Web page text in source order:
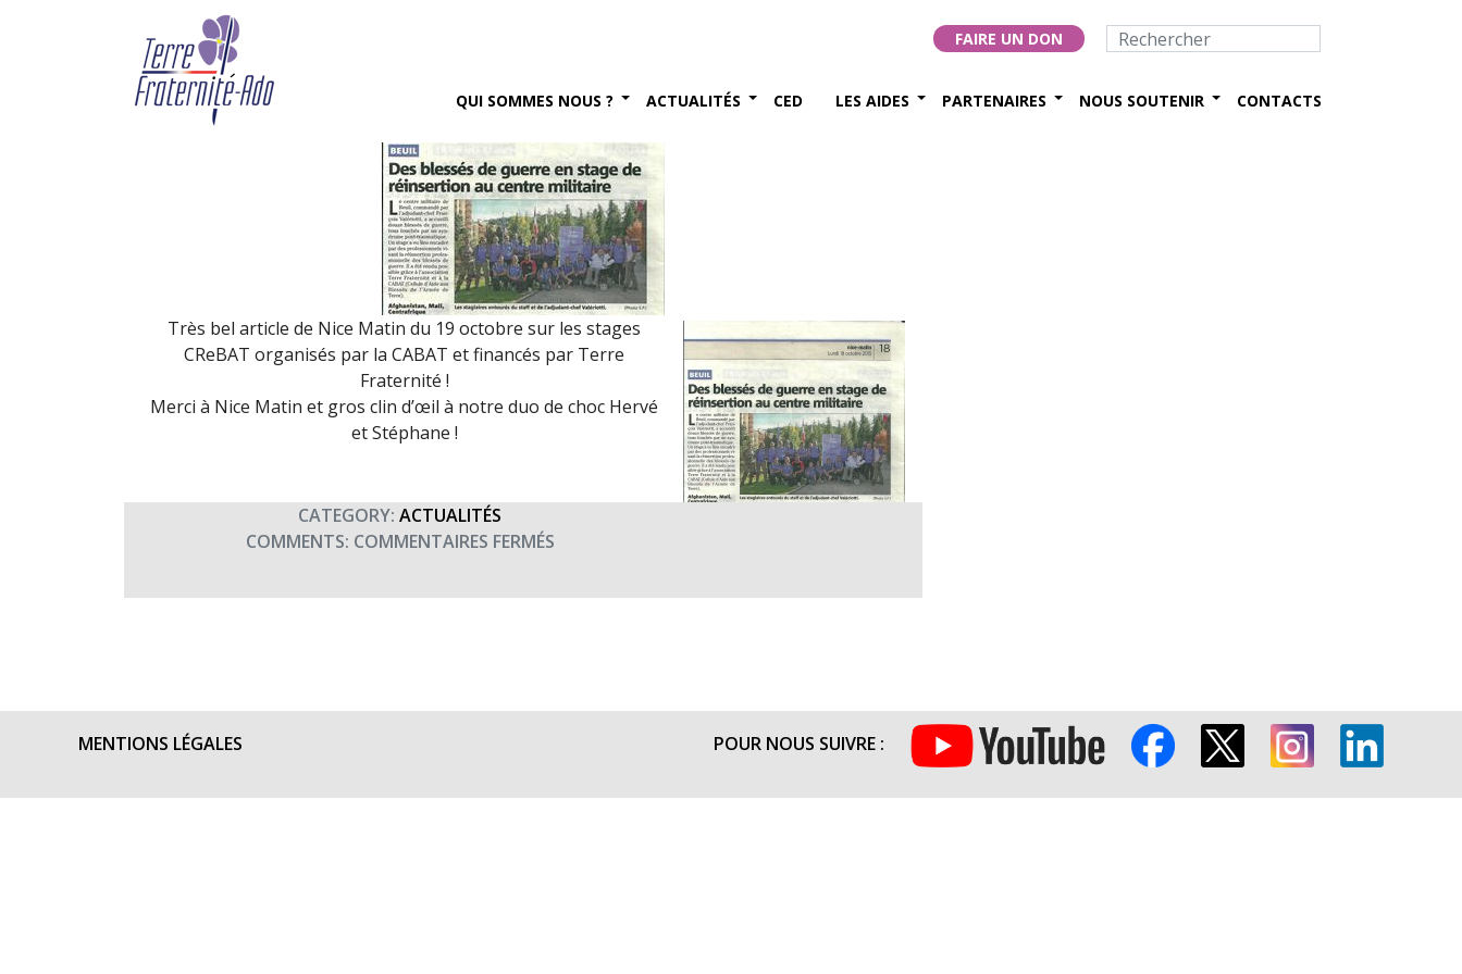
FAIRE UN DON
QUI SOMMES NOUS ? ACTUALITÉS CED LES AIDES PARTENAIRES NOUS SOUTENIR CONTACTS
Nice Matin parle du CReBAT ! (19 octobre 2015)
By Terre Fraternité, 22nd octobre 2015
Très bel article de Nice Matin du 19 octobre sur les stages
CReBAT organisés par la CABAT et financés par Terre
Fraternité !
Merci à Nice Matin et gros clin d’œil à notre duo de choc Hervé
et Stéphane !
CATEGORY: ACTUALITÉS
COMMENTS: COMMENTAIRES FERMÉSSUR
MATIN
MENTIONS LÉGALES POUR NOUS SUIVRE :